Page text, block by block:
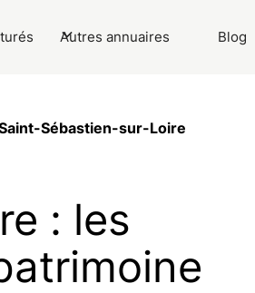
Autres annuaires Blog
Sébastien-sur-Loire
: les